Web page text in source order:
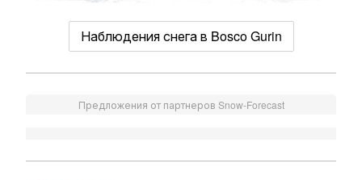
Наблюдения снега в Bosco Gurin
Предложения от партнеров Snow-Forecast